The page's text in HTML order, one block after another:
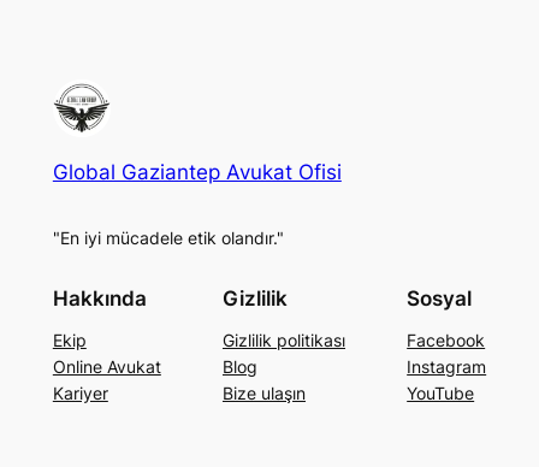
Global Gaziantep Avukat Ofisi
"En iyi mücadele etik olandır."
Hakkında
Ekip
Online Avukat
Kariyer
Gizlilik
Gizlilik politikası
Blog
Bize ulaşın
Sosyal
Facebook
Instagram
YouTube